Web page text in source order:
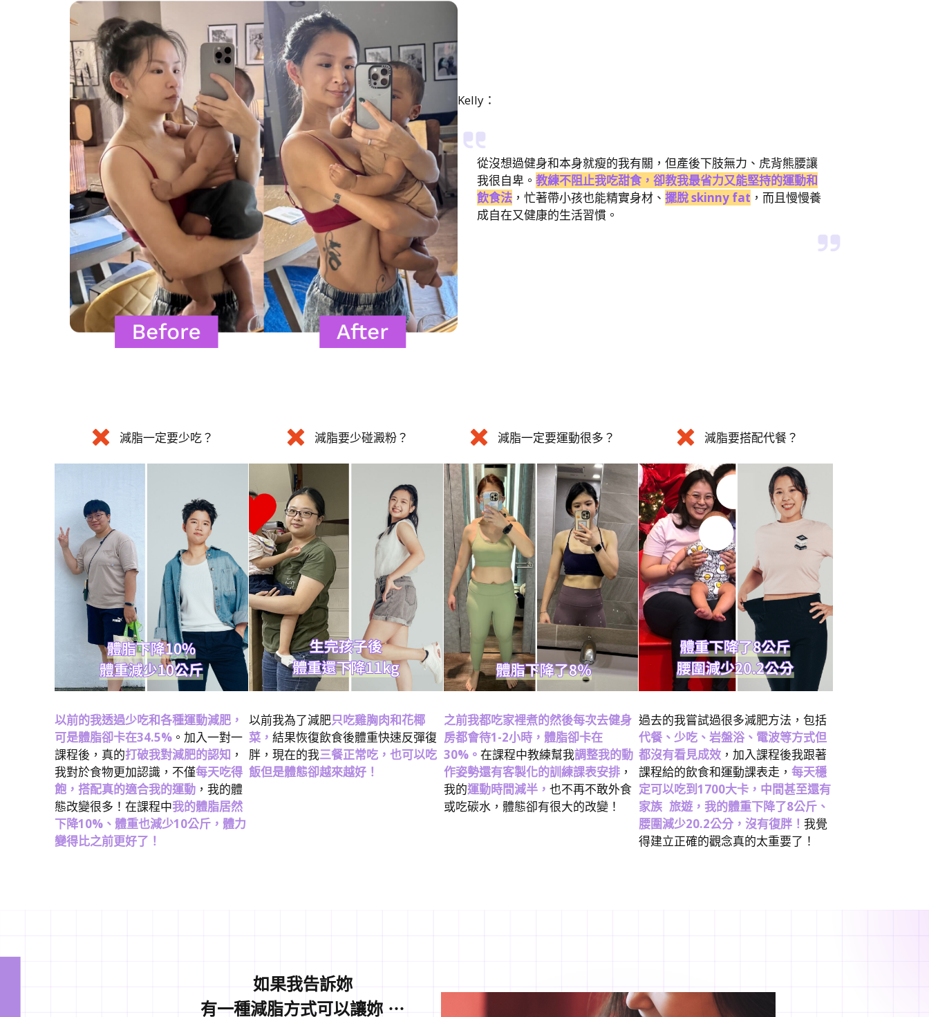
Kelly：
從沒想過健身和本身就瘦的我有關，但產後下肢無力、虎背熊腰讓
我很自卑。 教練不阻止我吃甜食，卻教我最省力又能堅持的運動和
飲食法，忙著帶小孩也能精實身材、 擺脫 skinny fat ，而且慢慢養
成自在又健康的生活習慣。
減脂一定要少吃？
以前的我透過少吃和各種運動減肥，
可是體脂卻卡在34.5%。加入一對一
課程後，真的打破我對減肥的認知 ，
我對於食物更加認識，不僅每天吃得
飽，搭配真的適合我的運動，我的體
態改變很多！在課程中我的體脂居然
下降10%、體重也減少10公斤，體力
變得比之前更好了！
減脂要少碰澱粉？
以前我為了減肥只吃雞胸肉和花椰
菜，結果恢復飲食後體重快速反彈復
胖，現在的我三餐正常吃，也可以吃
飯但是體態卻越來越好！
減脂一定要運動很多？
之前我都吃家裡煮的然後每次去健身
房都會待1-2小時，體脂卻卡在
30%。 在課程中教練幫我調整我的動
作姿勢還有客製化的訓練課表安排 ，
我的運動時間減半， 也不再不敢外食
或吃碳水，體態卻有很大的改變！
減脂要搭配代餐？
過去的我嘗試過很多減肥方法，包括
代餐、少吃、岩盤浴、電波等方式但
都沒有看見成效，加入課程後我跟著
課程給的飲食和運動課表走， 每天穩
定可以吃到1700大卡，中間甚至還有
家族 旅遊，我的體重下降了8公斤、
腰圍減少20.2公分，沒有復胖！ 我覺
得建立正確的觀念真的太重要了！
如果我告訴妳
有一種減脂方式可以讓妳 ⋯